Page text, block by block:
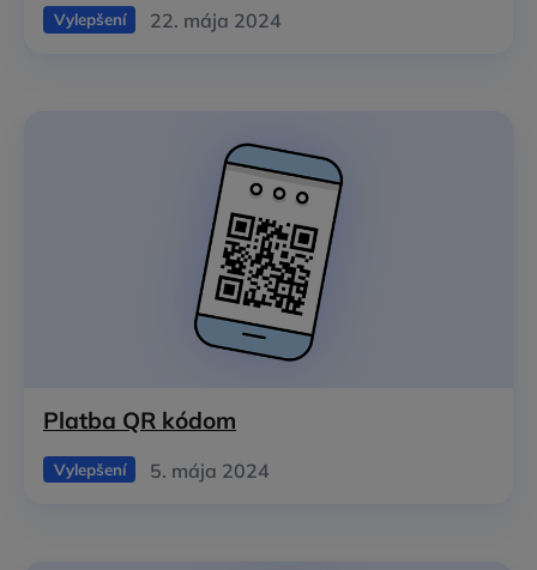
Vylepšení 22. mája 2024
Platba QR kódom
Vylepšení 5. mája 2024